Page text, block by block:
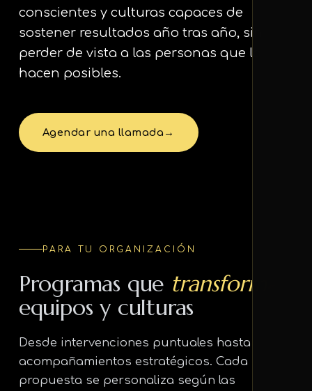
conscientes y culturas capaces de
sostener resultados año tras año, sin
perder de vista a las personas que los
hacen posibles.
Agendar una llamada →
PARA TU ORGANIZACIÓN
Programas que transforman
equipos y culturas
Desde intervenciones puntuales hasta
acompañamientos estratégicos. Cada
propuesta se personaliza según las